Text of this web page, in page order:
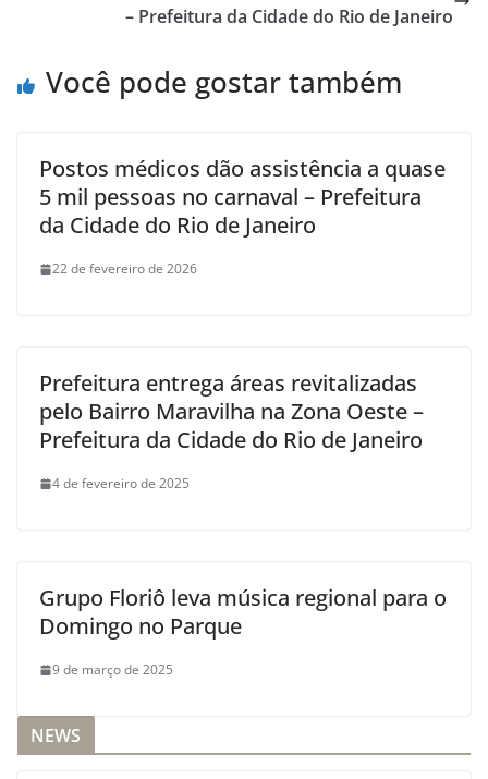
– Prefeitura da Cidade do Rio de Janeiro
Você pode gostar também
Postos médicos dão assistência a quase
5 mil pessoas no carnaval – Prefeitura
da Cidade do Rio de Janeiro
22 de fevereiro de 2026
Prefeitura entrega áreas revitalizadas
pelo Bairro Maravilha na Zona Oeste –
Prefeitura da Cidade do Rio de Janeiro
4 de fevereiro de 2025
Grupo Floriô leva música regional para o
Domingo no Parque
9 de março de 2025
NEWS